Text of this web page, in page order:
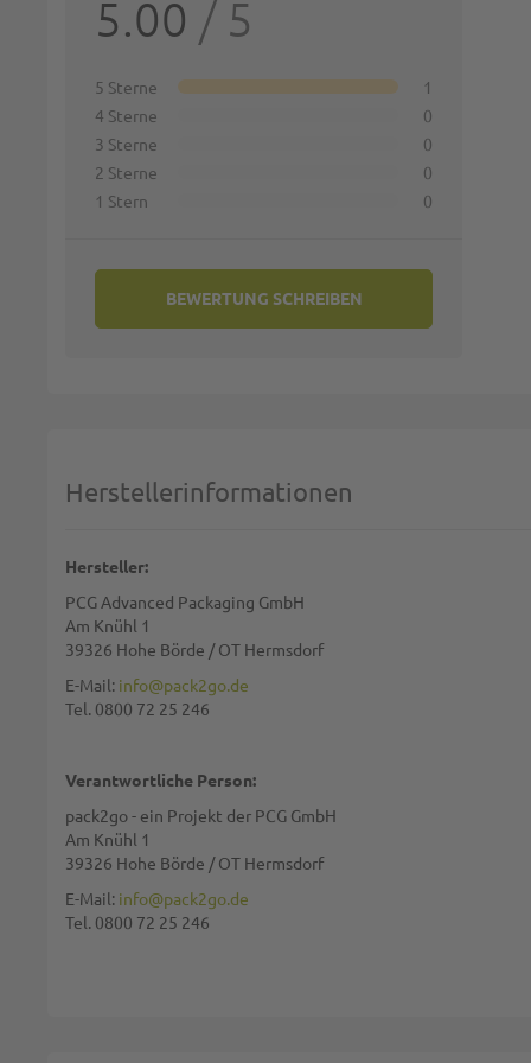
5.00 / 5
5 Sterne
1
4 Sterne
0
3 Sterne
0
2 Sterne
0
1 Stern
0
BEWERTUNG SCHREIBEN
Herstellerinformationen
Hersteller:
PCG Advanced Packaging GmbH
Am Knühl 1
39326 Hohe Börde / OT Hermsdorf
E-Mail: info@pack2go.de
Tel. 0800 72 25 246
Verantwortliche Person:
pack2go - ein Projekt der PCG GmbH
Am Knühl 1
39326 Hohe Börde / OT Hermsdorf
E-Mail: info@pack2go.de
Tel. 0800 72 25 246